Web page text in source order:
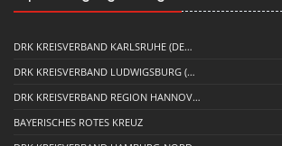
DRK KREISVERBAND KARLSRUHE (DE…
DRK KREISVERBAND LUDWIGSBURG (…
DRK KREISVERBAND REGION HANNOV…
BAYERISCHES ROTES KREUZ